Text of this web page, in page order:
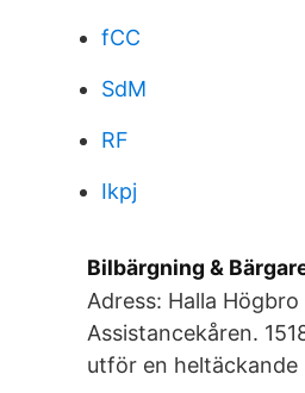
fCC
SdM
RF
Ikpj
Bilbärgning &
Adress: Halla
Assistancekåren.
utför en heltäckande